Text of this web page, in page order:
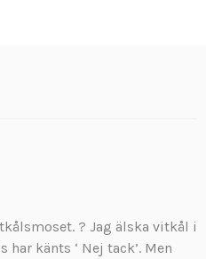
? Jag älska vitkål i
känts ‘ Nej tack’. Men